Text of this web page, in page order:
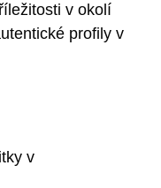
v okolí
profily v
v